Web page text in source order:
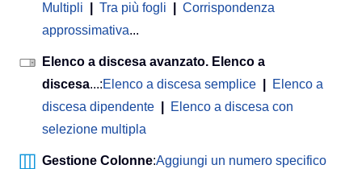
Multipli
Tra più fogli
Corrispondenza
approssimativa...
Elenco a discesa avanzato. Elenco a
discesa...:Elenco a discesa semplice
Elenco a
discesa dipendente
Elenco a discesa con
selezione multipla
Gestione Colonne:Aggiungi un numero specifico